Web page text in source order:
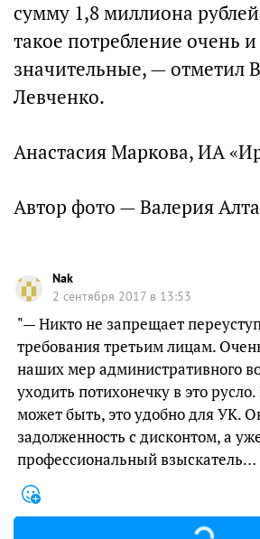
сумму 1,8 миллиона
такое потребление очень
значительные, — отметил
Левченко.
Анастасия Маркова, ИА
Автор фото — Валерия
Nak
2 сентября 2017 в 13:53
"— Никто не запрещает
требования третьим лицам.
наших мер административного
уходить потихонечку в это
может быть, это удобно для УК.
задолженность с дисконтом, а
профессиональный взыскатель…